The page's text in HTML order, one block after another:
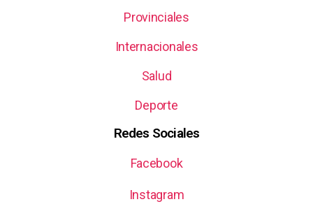
Provinciales
Internacionales
Salud
Deporte
Redes Sociales
Facebook
Instagram